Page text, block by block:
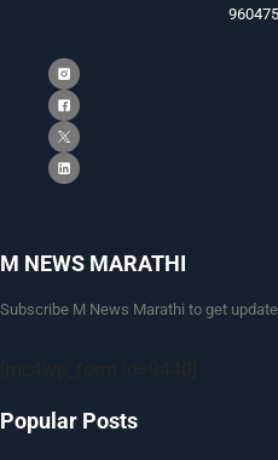
M NEWS MARATHI
Subscribe M News Marathi to get
Popular Posts